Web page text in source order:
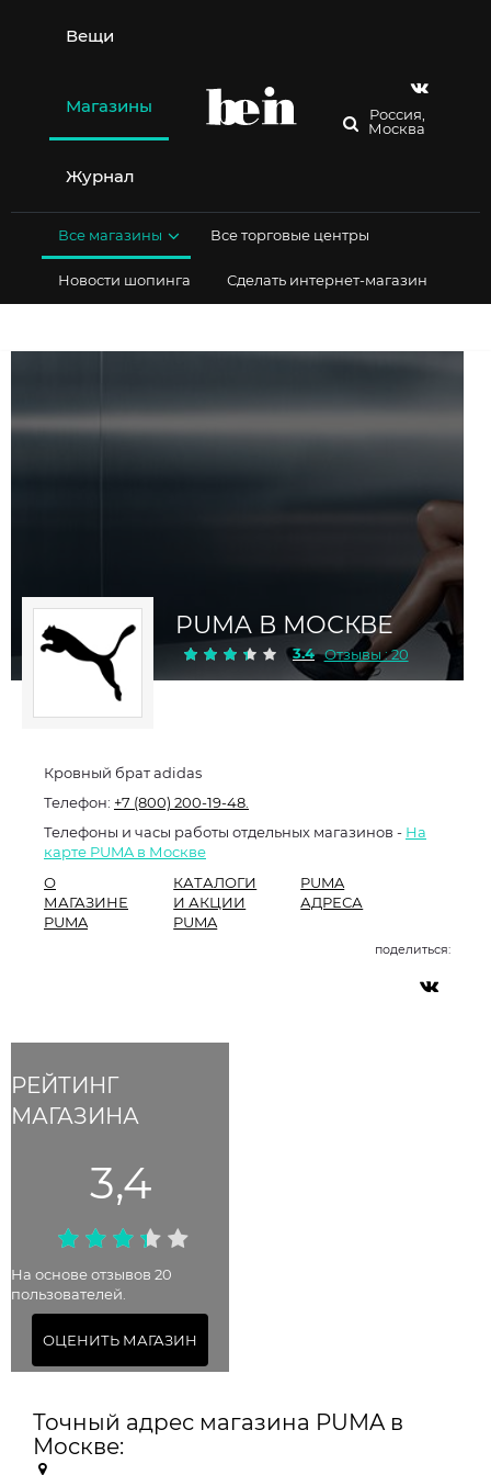
содержимому
Вещи
Магазины
Журнал
Россия,
Москва
Все магазины Все торговые центры
Новости шопинга Сделать интернет-магазин
PUMA В МОСКВЕ
3.4 Отзывы : 20
РЕЙТИНГ
МАГАЗИНА
3,4
На основе отзывов 20
пользователей.
ОЦЕНИТЬ МАГАЗИН
Кровный брат adidas
Телефон: +7 (800) 200-19-48.
Телефоны и часы работы отдельных магазинов - На
карте PUMA в Москве
О
МАГАЗИНЕ
PUMA
КАТАЛОГИ
И АКЦИИ
PUMA
PUMA
АДРЕСА
поделиться:
Точный адрес магазина PUMA в
Москве: